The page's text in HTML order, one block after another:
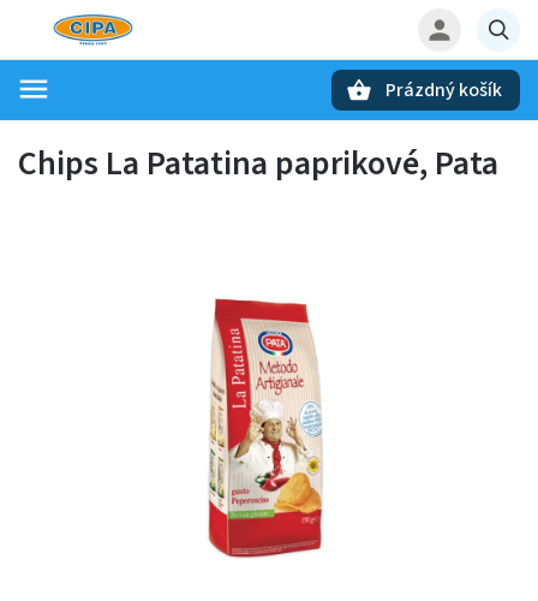
Prázdný košík
Chips La Patatina paprikové, Pata